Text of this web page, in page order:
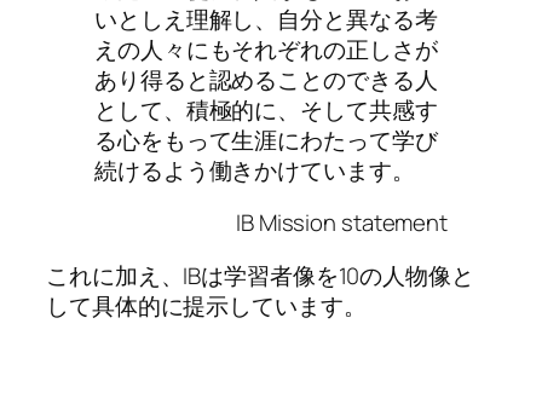
いとしえ理解し、自分と異なる考
えの人々にもそれぞれの正しさが
あり得ると認めることのできる人
として、積極的に、そして共感す
る心をもって生涯にわたって学び
続けるよう働きかけています。
IB Mission statement
これに加え、IBは学習者像を10の人物像と
して具体的に提示しています。